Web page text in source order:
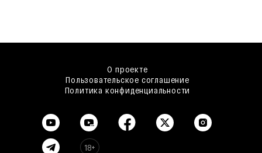
О проекте
Пользовательское соглашение
Политика конфиденциальности
18+